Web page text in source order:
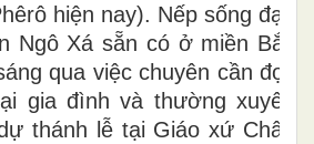
hiện nay). Nếp sống đạo
Ngô Xá sẵn có ở miền Bắc
qua việc chuyên cần đọc
gia đình và thường xuyên
thánh lễ tại Giáo xứ Châu